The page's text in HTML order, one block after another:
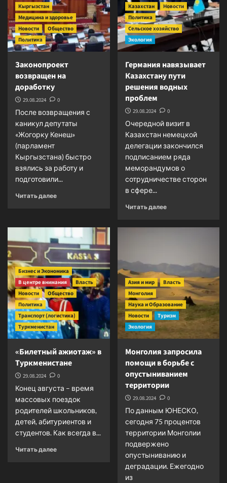
в
экономической
кооперации
Кыргызстан
Медицина и здоровье
Новости
Общество
Политика
Законопроект
возвращен на
доработку
29.08.2024 0
После возвращения с
каникул депутаты
«Жогорку Кенеш»
(парламент
Кыргызстана) быстро
взялись за работу и
подготовили...
Читать далееПрочитать
на
доработку
Казахстан
Новости
Политика
Сельское хозяйство
Экология
Германия навязывает
Казахстану пути
решения водных
проблем
29.08.2024 0
Очередной визит в
Казахстан немецкой
делегации закончился
подписанием ряда
меморандумов о
сотрудничестве сторон
в сфере...
Читать далееПрочитать
пути
решения
водных
проблем
Бизнес и Экономика
В центре внимания
Власть
Новости
Общество
Политика
Транспорт (логистика)
Туркменистан
«Билетный ажиотаж» в
Туркменистане
29.08.2024 0
Конец августа – время
массовых поездок
родителей школьников,
детей, абитуриентов и
студентов. Как всегда в...
Читать далееПрочитать
Азия и мир
Власть
Монголия
Наука и Образование
Новости
Туризм
Экология
Монголия запросила
помощи в борьбе с
опустыниванием
территории
29.08.2024 0
По данным ЮНЕСКО,
сегодня 75 процентов
территории Монголии
подвержено
опустыниванию и
деградации. Ежегодно
из